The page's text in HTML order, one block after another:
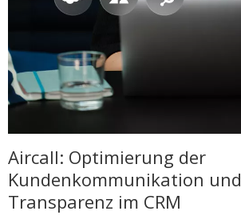
Aircall: Optimierung der
Kundenkommunikation und
Transparenz im CRM